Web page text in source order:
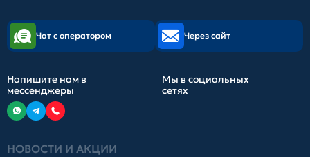
НОВОСТИ И АКЦИИ
Чат с оператором Через сайт
Напишите нам в
мессенджеры
Мы в социальных
сетях